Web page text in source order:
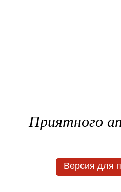
Приятного
Версия для